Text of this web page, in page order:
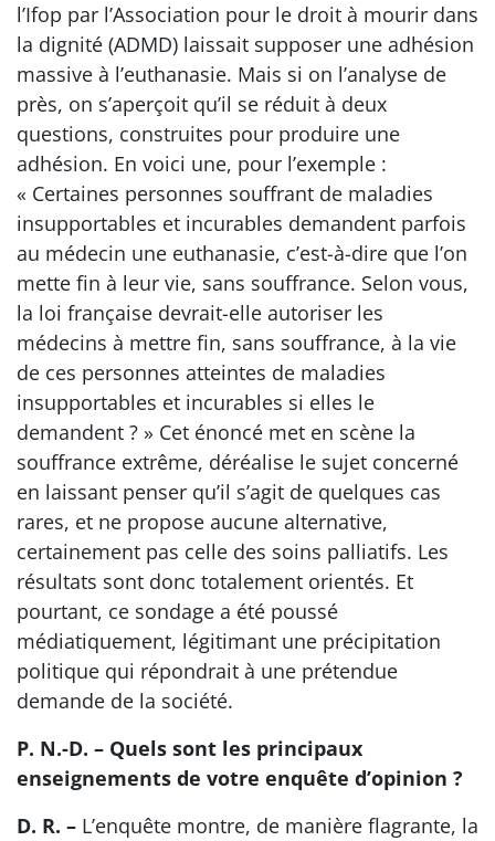
l’Ifop par l’Association pour le droit à mourir dans
la dignité (ADMD) laissait supposer une adhésion
massive à l’euthanasie. Mais si on l’analyse de
près, on s’aperçoit qu’il se réduit à deux
questions, construites pour produire une
adhésion. En voici une, pour l’exemple :
« Certaines personnes souffrant de maladies
insupportables et incurables demandent parfois
au médecin une euthanasie, c’est-à-dire que l’on
mette fin à leur vie, sans souffrance. Selon vous,
la loi française devrait-elle autoriser les
médecins à mettre fin, sans souffrance, à la vie
de ces personnes atteintes de maladies
insupportables et incurables si elles le
demandent ? » Cet énoncé met en scène la
souffrance extrême, déréalise le sujet concerné
en laissant penser qu’il s’agit de quelques cas
rares, et ne propose aucune alternative,
certainement pas celle des soins palliatifs. Les
résultats sont donc totalement orientés. Et
pourtant, ce sondage a été poussé
médiatiquement, légitimant une précipitation
politique qui répondrait à une prétendue
demande de la société.
P. N.-D. – Quels sont les principaux
enseignements de votre enquête d’opinion ?
D. R. – L’enquête montre, de manière flagrante, la